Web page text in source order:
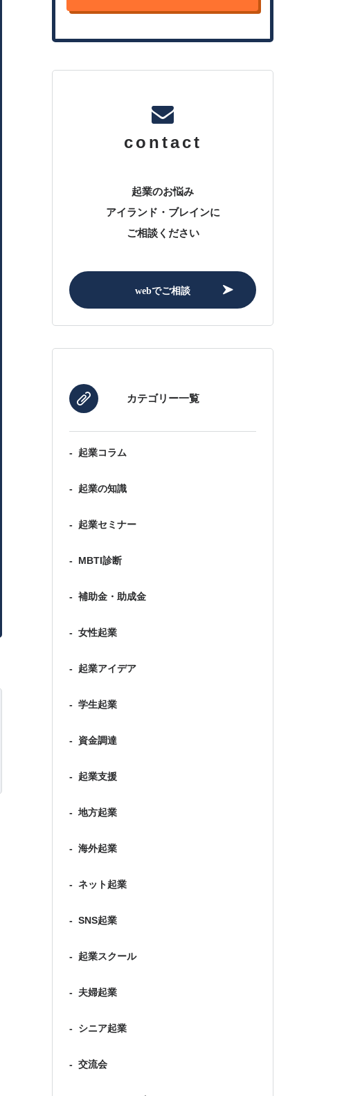
contact
起業のお悩み
アイランド・ブレインに
ご相談ください
webでご相談
カテゴリー一覧
- 起業コラム
- 起業の知識
- 起業セミナー
- MBTI診断
- 補助金・助成金
- 女性起業
- 起業アイデア
- 学生起業
- 資金調達
- 起業支援
- 地方起業
- 海外起業
- ネット起業
- SNS起業
- 起業スクール
- 夫婦起業
- シニア起業
- 交流会